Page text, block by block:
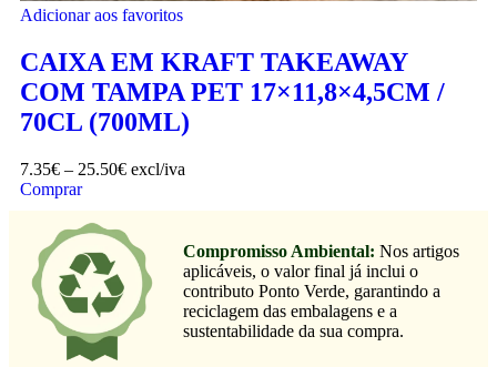
Adicionar aos favoritos
CAIXA EM KRAFT TAKEAWAY
COM TAMPA PET 17×11,8×4,5CM /
70CL (700ML)
7.35€ – 25.50€ excl/iva
Comprar
Compromisso Ambiental: Nos artigos
aplicáveis, o valor final já inclui o
contributo Ponto Verde, garantindo a
reciclagem das embalagens e a
sustentabilidade da sua compra.